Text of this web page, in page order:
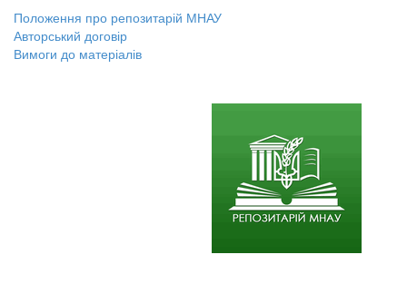
Положення про репозитарій МНАУ
Авторський договір
Вимоги до матеріалів